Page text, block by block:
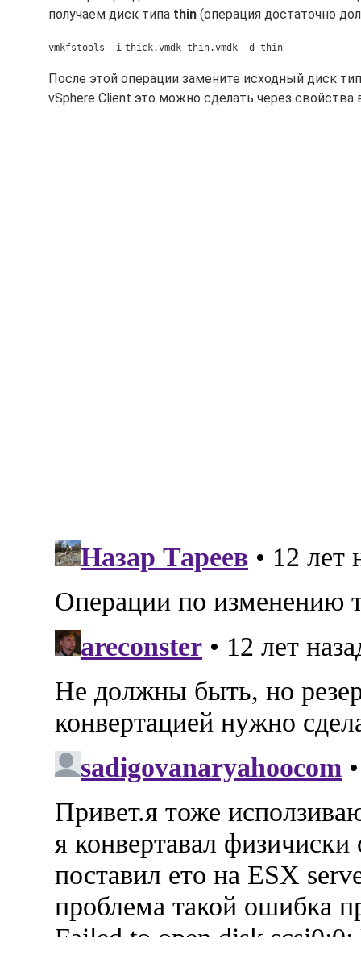
получаем диск типа thin (операция достаточно
vmkfstools –i thick.vmdk thin.vmdk -d thin
После этой операции замените исходный диск
vSphere Client это можно сделать через